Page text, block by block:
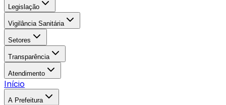
Legislação
Vigilância Sanitária
Setores
Transparência
Atendimento
Início
A Prefeitura